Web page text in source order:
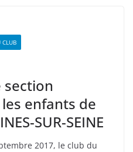
CLUB
section
enfants de
SUR-SEINE
2017, le club du